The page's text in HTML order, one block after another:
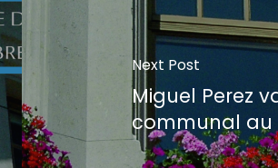
Next Post
Miguel Perez
communal au